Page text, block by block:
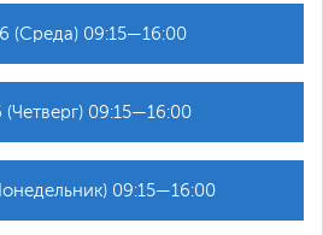
(Среда) 09:15—16:00
(Четверг) 09:15—16:00
09:15—16:00